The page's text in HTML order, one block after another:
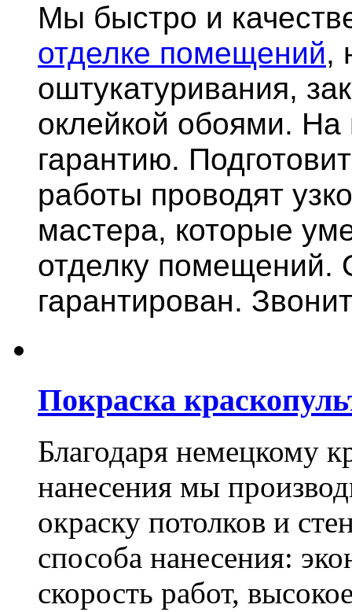
Мы быстро и
отделке помещений,
оштукатуривания,
оклейкой обоями.
гарантию.
работы проводят
мастера, которые
отделку помещений.
гарантирован.
Покраска
Благодаря немецкому
нанесения мы
окраску потолков и
способа нанесения:
скорость работ,